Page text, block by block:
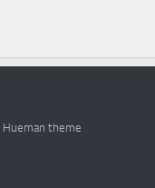
Hueman theme